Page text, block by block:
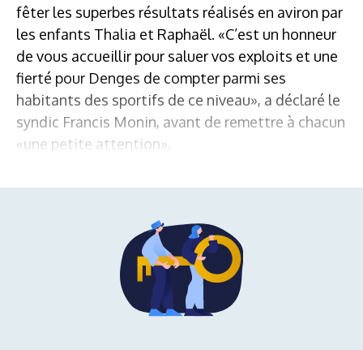
fêter les superbes résultats réalisés en aviron par
les enfants Thalia et Raphaël. «C’est un honneur
de vous accueillir pour saluer vos exploits et une
fierté pour Denges de compter parmi ses
habitants des sportifs de ce niveau», a déclaré le
syndic Francis Monin, avant de remettre à chacun
«une petite attention».